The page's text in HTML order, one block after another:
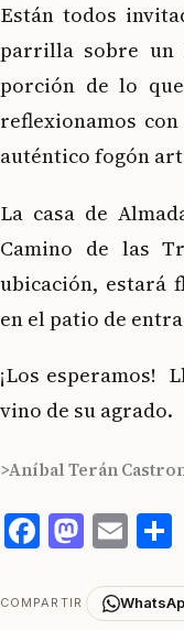
Están todos
parrilla sobre un
porción de lo
reflexionamos
auténtico fogón
La casa de
Camino de las
ubicación, estará
en el patio de
¡Los esperamos!
vino de su agrado.
>Aníbal Terán
Facebook
COMPARTIR